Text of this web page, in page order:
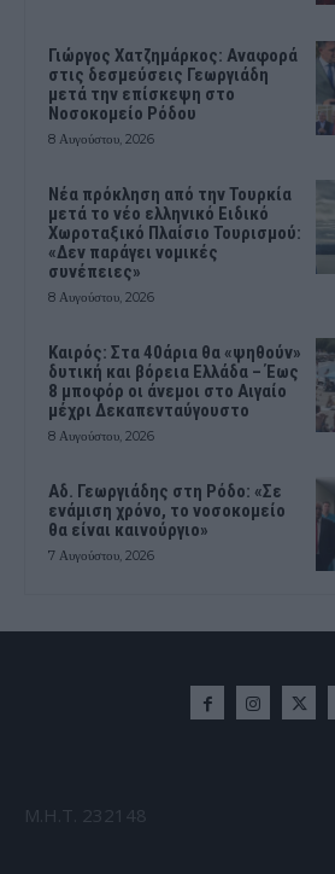
Γιώργος Χατζημάρκος: Αναφορά
στις δεσμεύσεις Γεωργιάδη
μετά την επίσκεψη στο
Νοσοκομείο Ρόδου
8 Αυγούστου, 2026
Νέα πρόκληση από την Τουρκία
μετά το νέο ελληνικό Ειδικό
Χωροταξικό Πλαίσιο Τουρισμού:
«Δεν παράγει νομικές
συνέπειες»
8 Αυγούστου, 2026
Καιρός: Στα 40άρια θα «ψηθούν»
δυτική και βόρεια Ελλάδα – Έως
8 μποφόρ οι άνεμοι στο Αιγαίο
μέχρι Δεκαπενταύγουστο
8 Αυγούστου, 2026
Αδ. Γεωργιάδης στη Ρόδο: «Σε
ενάμιση χρόνο, το νοσοκομείο
θα είναι καινούργιο»
7 Αυγούστου, 2026
Μ.Η.Τ. 232148